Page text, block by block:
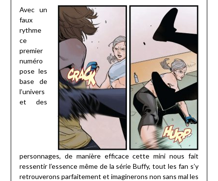
Avec un
faux
rythme
ce
premier
numéro
pose les
base de
l’univers
et des
personnages, de manière efficace cette mini nous fait
ressentir l’essence même de la série Buffy, tout les fan s’y
retrouverons parfaitement et imaginerons non sans mal les